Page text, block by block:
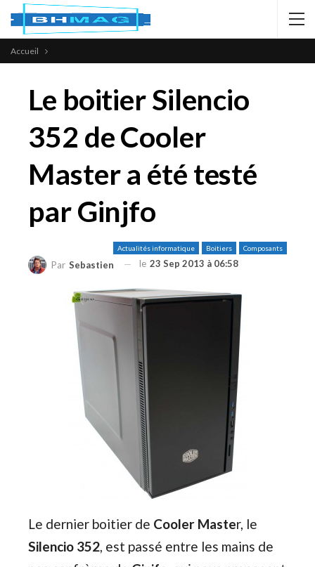
Accueil
Le boitier Silencio
352 de Cooler
Master a été testé
par Ginjfo
Actualités informatique Boitiers Composants
Par Sebastien le 23 Sep 2013 à 06:58
Le dernier boitier de Cooler Master, le
Silencio 352, est passé entre les mains de